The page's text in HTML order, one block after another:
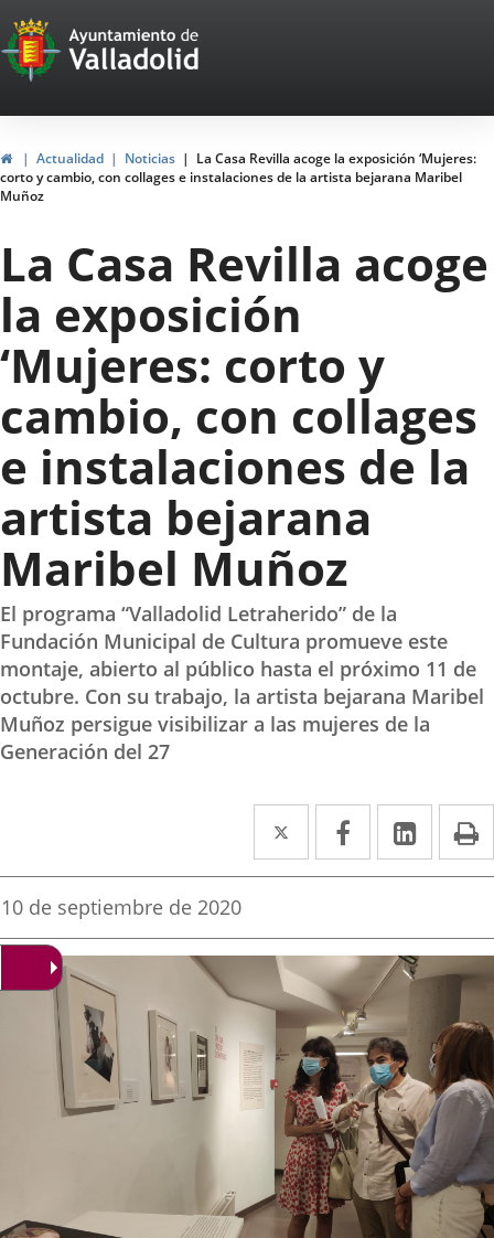
Portal
Web
del
Ayuntamiento
de
Valladolid
InicioActualidad Noticias
La Casa Revilla acoge la exposición ‘Mujeres:
corto y cambio, con collages e instalaciones de la artista bejarana Maribel
Muñoz
La Casa Revilla acoge
la exposición
‘Mujeres: corto y
cambio, con collages
e instalaciones de la
artista bejarana
Maribel Muñoz
El programa “Valladolid Letraherido” de la
Fundación Municipal de Cultura promueve este
montaje, abierto al público hasta el próximo 11 de
octubre. Con su trabajo, la artista bejarana Maribel
Muñoz persigue visibilizar a las mujeres de la
Generación del 27
Twitter
Enlace
a
aplicación
externa.
Facebook
Enlace
a
aplicación
externa.
Enlace
a
Fecha
la
noticia
10 de septiembre de 2020